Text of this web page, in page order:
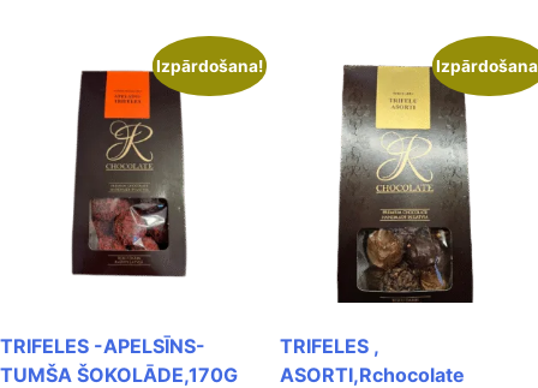
Izpārdošana!
TRIFELES -APELSĪNS-
TUMŠA ŠOKOLĀDE,170G
TRIFELES ,
ASORTI,Rchocolate